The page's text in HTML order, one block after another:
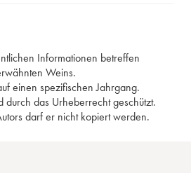
Informationen betreffen
Weins.
einen spezifischen Jahrgang.
durch das Urheberrecht geschützt.
darf er nicht kopiert werden.